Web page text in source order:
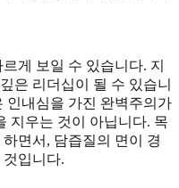
게 보일 수 있습니다. 지
은 리더십이 될 수 있습니
인내심을 가진 완벽주의가
지우는 것이 아닙니다. 목
면서, 담즙질의 면이 경
입니다.